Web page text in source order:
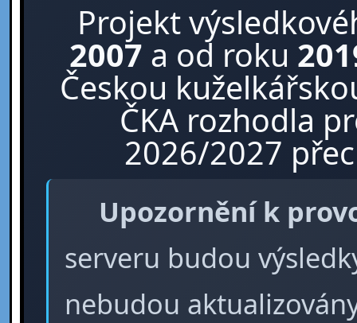
Projekt
2007 a od roku
Českou
ČKA rozhodla
2026/2027
Upozornění k
serveru budou
nebudou